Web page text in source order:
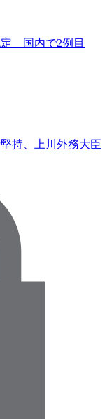
定 国内で2例目
持、上川外務大臣